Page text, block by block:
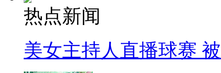
热点新闻
美女主持人直播球赛